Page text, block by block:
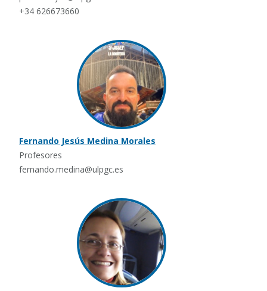
+34 626673660
Fernando Jesús Medina Morales
Profesores
fernando.medina@ulpgc.es